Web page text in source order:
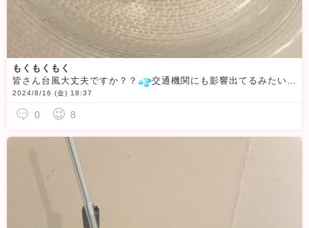
もくもくもく
皆さん台風大丈夫ですか？？
交通機関にも影響出てるみたいで心配です、、雨だけじゃなく、風も強いみたいで、外出してる方は気を付けてくださいね！あ、挨拶忘れた！！！笑やっほ〜〜みくです！みくは台風ってことなので、お家で勉強したり、読書して過ごしてました
2024/8/16 (金) 18:37
0 8